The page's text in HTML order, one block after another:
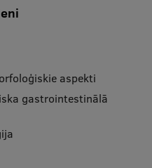
aspekti
gastrointestinālā